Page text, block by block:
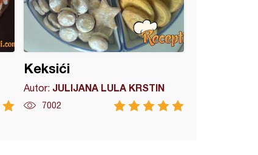
Keksići
Autor: JULIJANA LULA KRSTIN
7002